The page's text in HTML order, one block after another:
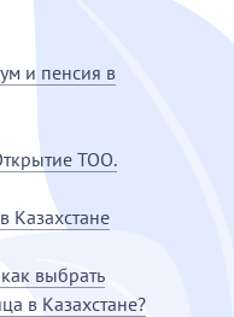
и пенсия в
ТОО.
Казахстане
выбрать
в Казахстане?